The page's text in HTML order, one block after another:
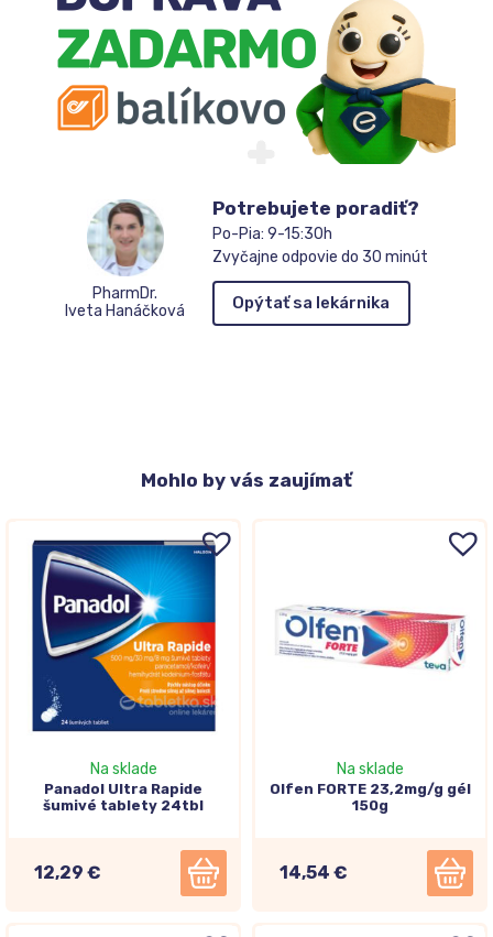
PharmDr.
Iveta Hanáčková
Potrebujete poradiť?
Po-Pia: 9-15:30h
Zvyčajne odpovie do 30 minút
Opýtať sa lekárnika
Mohlo by vás zaujímať
Na sklade
Panadol Ultra Rapide
šumivé tablety 24tbl
12,29 €
Na sklade
Olfen FORTE 23,2mg/g gél
150g
14,54 €